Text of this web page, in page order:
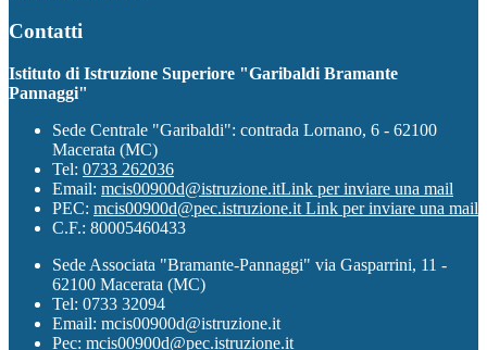
Contatti
Istituto di Istruzione Superiore "Garibaldi Bramante
Pannaggi"
Sede Centrale "Garibaldi": contrada Lornano, 6 - 62100
Macerata (MC)
Tel: 0733 262036
Email: mcis00900d@istruzione.itLink per inviare una mail
PEC: mcis00900d@pec.istruzione.it Link per inviare una mail
C.F.: 80005460433
Sede Associata "Bramante-Pannaggi" via Gasparrini, 11 -
62100 Macerata (MC)
Tel: 0733 32094
Email: mcis00900d@istruzione.it
Pec: mcis00900d@pec.istruzione.it